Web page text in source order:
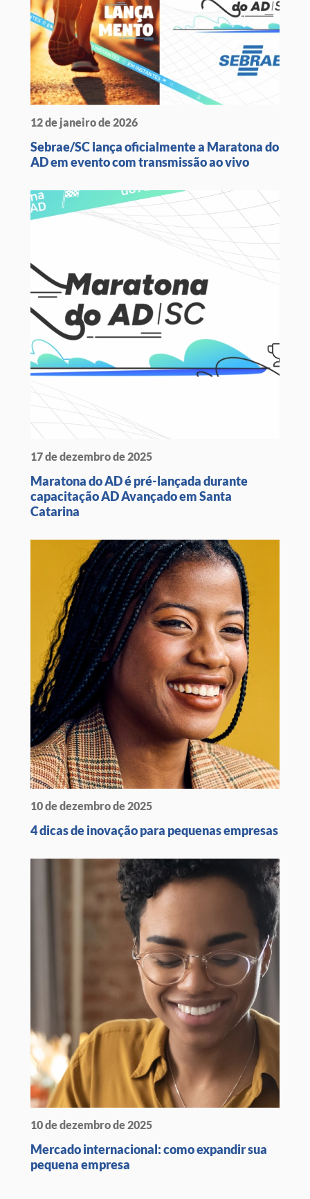
12 de janeiro de 2026
Sebrae/SC lança oficialmente a Maratona do
AD em evento com transmissão ao vivo
17 de dezembro de 2025
Maratona do AD é pré-lançada durante
capacitação AD Avançado em Santa
Catarina
10 de dezembro de 2025
4 dicas de inovação para pequenas empresas
10 de dezembro de 2025
Mercado internacional: como expandir sua
pequena empresa